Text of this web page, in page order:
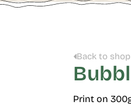
Back to shop
Print on